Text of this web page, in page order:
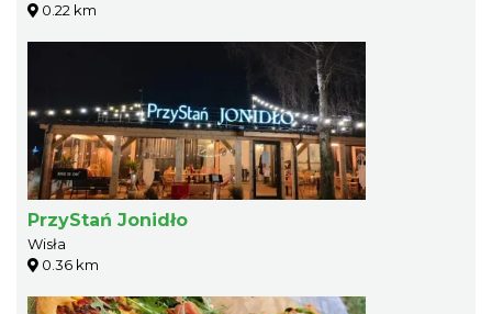
0.22 km
PrzyStań Jonidło
Wisła
0.36 km